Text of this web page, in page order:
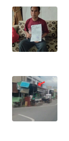
INDEKS
BERITA
KONTAK
KAMI
INFO
IKLAN
TENTANG